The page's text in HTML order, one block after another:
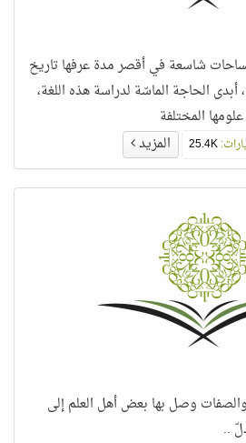
شاسعة في أقصر مدة عرفها تاريخ
أبدى الحاجة الماسّة لدراسة هذه اللغة،
المختلفة
25.4K المزيد
والصفات وصل بها بعض أهل العلم إلى
..